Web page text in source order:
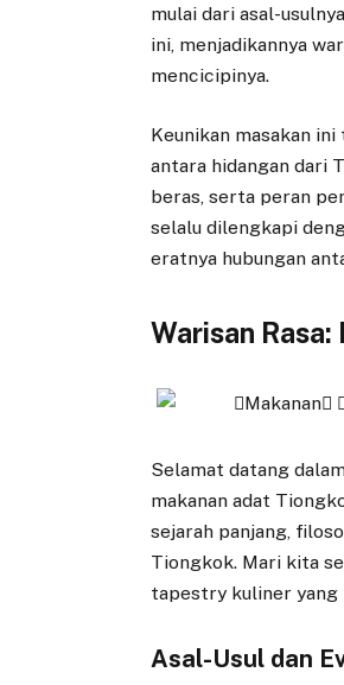
mulai dari asal-
ini, menjadikannya
mencicipinya.
Keunikan masakan
antara hidangan dari
beras, serta peran
selalu dilengkapi
eratnya hubungan
Warisan
Selamat datang
makanan adat
sejarah panjang,
Tiongkok. Mari kita
tapestry kuliner yang
Asal-Usul dan